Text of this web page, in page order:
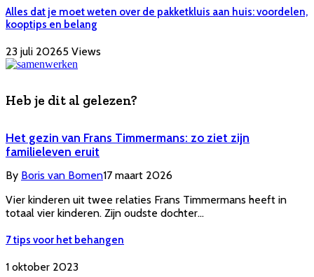
Alles dat je moet weten over de pakketkluis aan huis: voordelen,
kooptips en belang
23 juli 20265 Views
Heb je dit al gelezen?
Het gezin van Frans Timmermans: zo ziet zijn
familieleven eruit
By Boris van Bomen17 maart 2026
Vier kinderen uit twee relaties Frans Timmermans heeft in
totaal vier kinderen. Zijn oudste dochter…
7 tips voor het behangen
1 oktober 2023